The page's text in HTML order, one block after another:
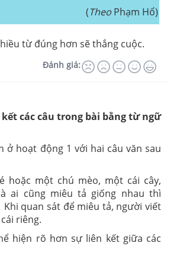
(Theo Phạm Hổ)
từ đúng hơn sẽ thắng cuộc.
Đánh giá:
các câu trong bài bằng từ ngữ
ở hoạt động 1 với hai câu văn sau
hoặc một chú mèo, một cái cây,
ai cũng miêu tả giống nhau thì
quan sát để miêu tả, người viết
riêng.
hiện rõ hơn sự liên kết giữa các